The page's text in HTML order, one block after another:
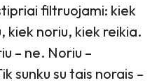
filtruojami: kiek
kiek noriu, kiek reikia.
– ne. Noriu –
sunku su tais norais –